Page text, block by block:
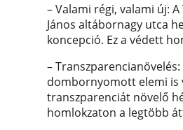
– Valami régi, valami új:
János altábornagy utca
koncepció. Ez a védett
–
dombornyomott elemi is
transzparenciát növelő
homlokzaton a legtöbb